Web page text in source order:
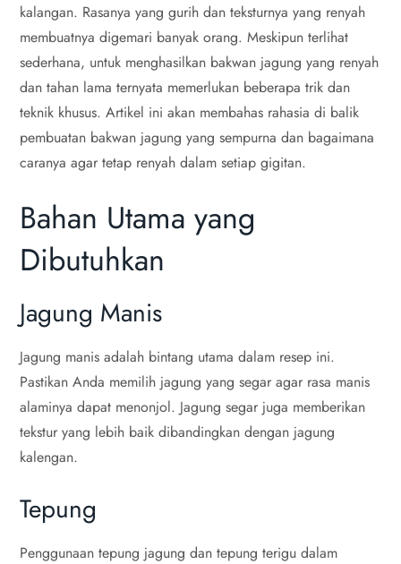
kalangan. Rasanya yang gurih dan teksturnya yang renyah
membuatnya digemari banyak orang. Meskipun terlihat
sederhana, untuk menghasilkan bakwan jagung yang renyah
dan tahan lama ternyata memerlukan beberapa trik dan
teknik khusus. Artikel ini akan membahas rahasia di balik
pembuatan bakwan jagung yang sempurna dan bagaimana
caranya agar tetap renyah dalam setiap gigitan.
Bahan Utama yang
Dibutuhkan
Jagung Manis
Jagung manis adalah bintang utama dalam resep ini.
Pastikan Anda memilih jagung yang segar agar rasa manis
alaminya dapat menonjol. Jagung segar juga memberikan
tekstur yang lebih baik dibandingkan dengan jagung
kalengan.
Tepung
Penggunaan tepung jagung dan tepung terigu dalam